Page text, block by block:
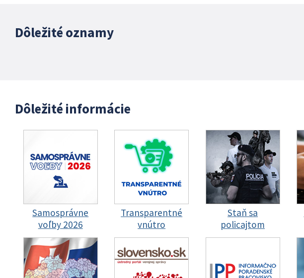
Dôležité oznamy
Dôležité informácie
Samosprávne
voľby 2026
Transparentné
vnútro
Staň sa
policajtom